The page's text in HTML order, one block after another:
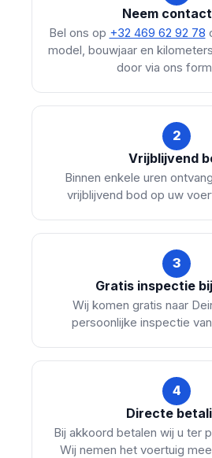
Neem
Bel ons op +32 469 62 92 78
model, bouwjaar en
door via ons
2
Vrijblijvend
Binnen enkele uren
vrijblijvend bod op uw
3
Gratis inspectie
Wij komen gratis naar
persoonlijke inspectie
4
Directe
Bij akkoord betalen wij u ter
Wij nemen het voertuig